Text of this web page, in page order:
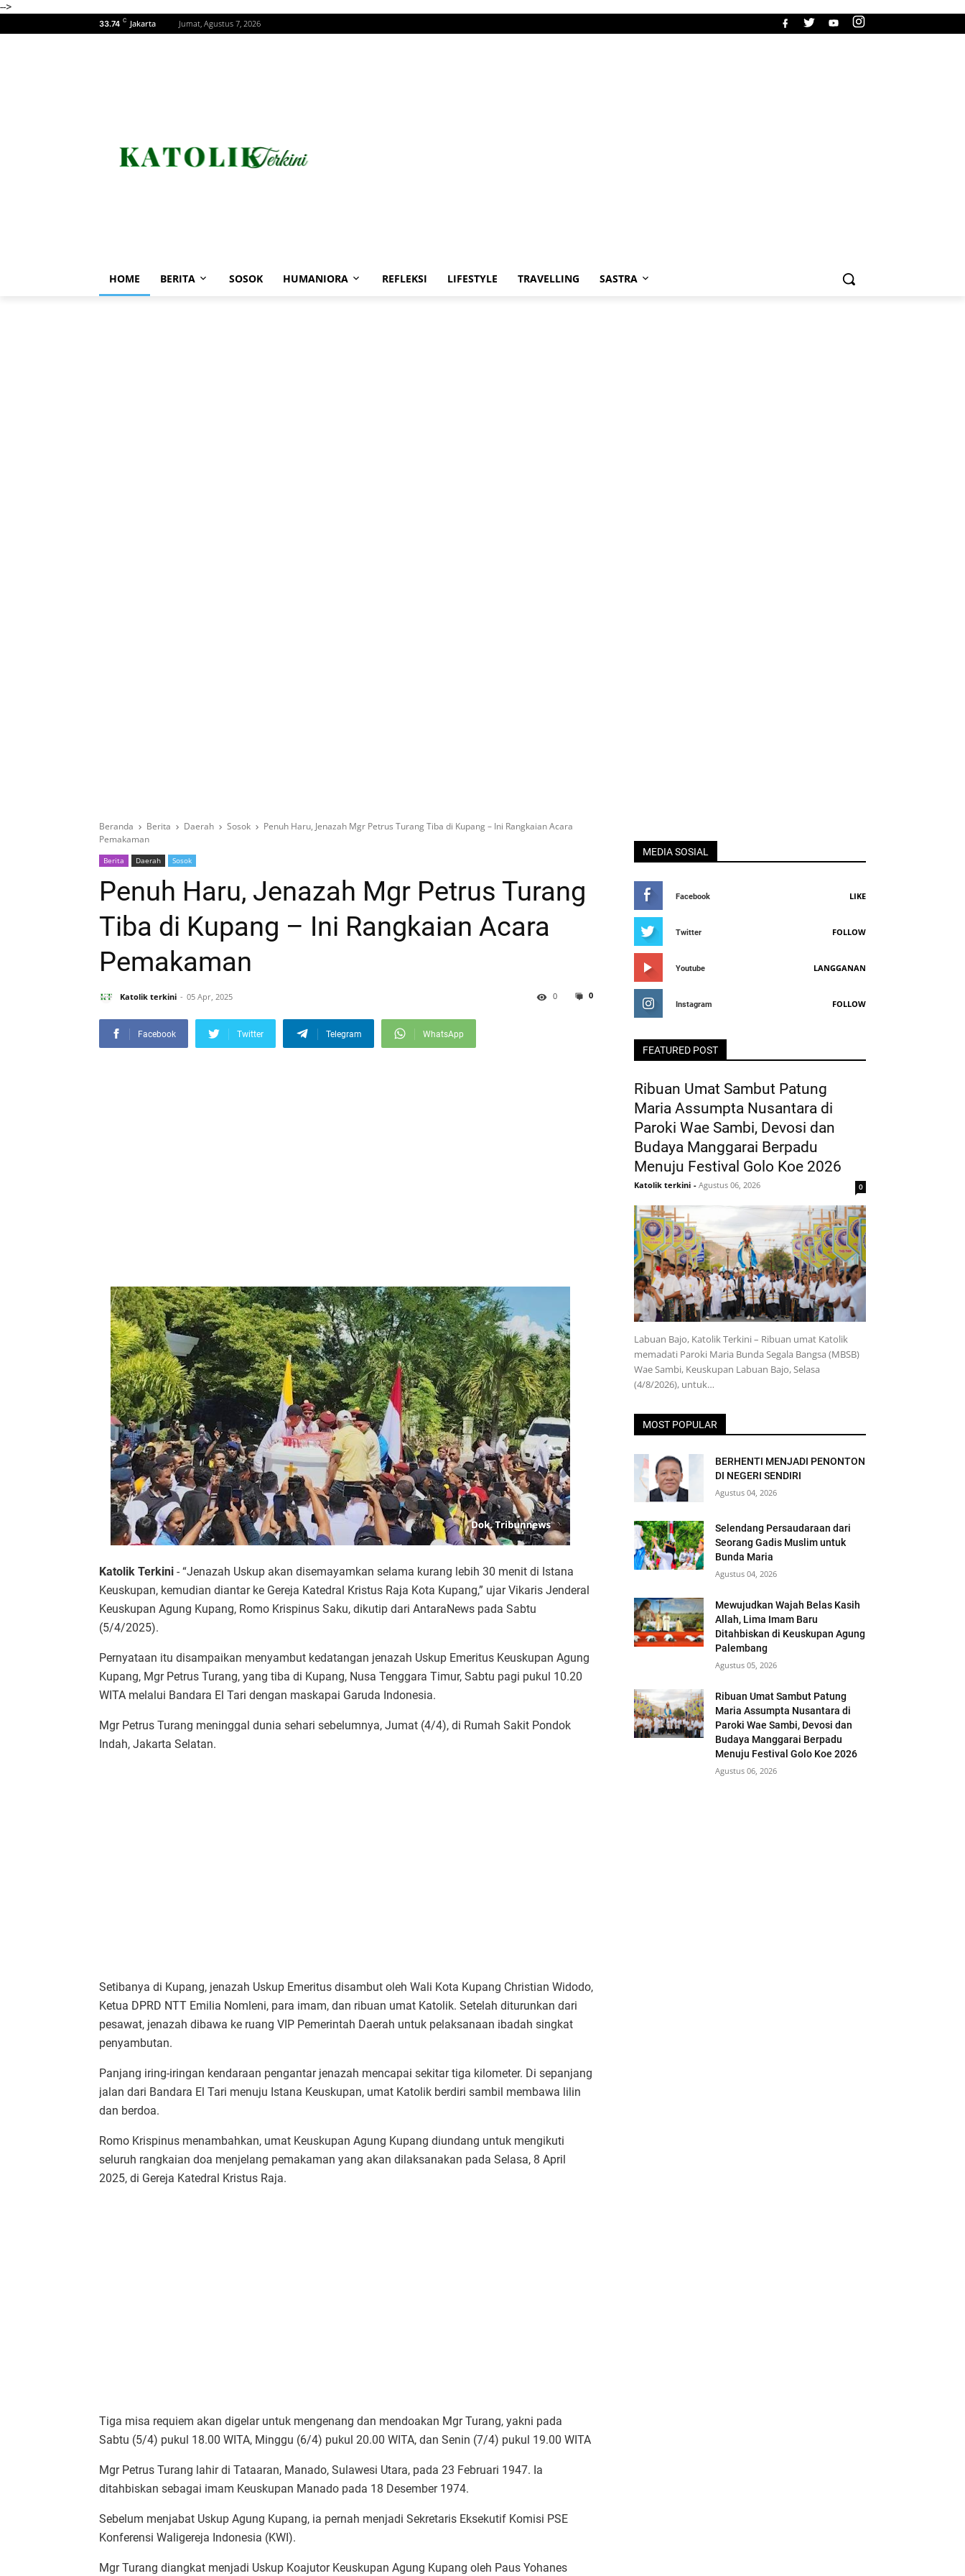
-->
33.74 C Jakarta Jumat, Agustus 7, 2026
HOME BERITA SOSOK HUMANIORA REFLEKSI LIFESTYLE TRAVELLING SASTRA
Beranda Berita Daerah Sosok
Penuh Haru, Jenazah Mgr Petrus Turang Tiba di Kupang – Ini Rangkaian Acara
Pemakaman
Berita Daerah Sosok
Penuh Haru, Jenazah Mgr Petrus Turang
Tiba di Kupang – Ini Rangkaian Acara
Pemakaman
Katolik terkini 05 Apr, 2025 0
0
Facebook Twitter Telegram WhatsApp
Katolik Terkini - “Jenazah Uskup akan disemayamkan selama kurang lebih 30 menit di Istana
Keuskupan, kemudian diantar ke Gereja Katedral Kristus Raja Kota Kupang,” ujar Vikaris Jenderal
Keuskupan Agung Kupang, Romo Krispinus Saku, dikutip dari AntaraNews pada Sabtu
(5/4/2025).
Pernyataan itu disampaikan menyambut kedatangan jenazah Uskup Emeritus Keuskupan Agung
Kupang, Mgr Petrus Turang, yang tiba di Kupang, Nusa Tenggara Timur, Sabtu pagi pukul 10.20
WITA melalui Bandara El Tari dengan maskapai Garuda Indonesia.
Mgr Petrus Turang meninggal dunia sehari sebelumnya, Jumat (4/4), di Rumah Sakit Pondok
Indah, Jakarta Selatan.
Setibanya di Kupang, jenazah Uskup Emeritus disambut oleh Wali Kota Kupang Christian Widodo,
Ketua DPRD NTT Emilia Nomleni, para imam, dan ribuan umat Katolik. Setelah diturunkan dari
pesawat, jenazah dibawa ke ruang VIP Pemerintah Daerah untuk pelaksanaan ibadah singkat
penyambutan.
Panjang iring-iringan kendaraan pengantar jenazah mencapai sekitar tiga kilometer. Di sepanjang
jalan dari Bandara El Tari menuju Istana Keuskupan, umat Katolik berdiri sambil membawa lilin
dan berdoa.
Romo Krispinus menambahkan, umat Keuskupan Agung Kupang diundang untuk mengikuti
seluruh rangkaian doa menjelang pemakaman yang akan dilaksanakan pada Selasa, 8 April
2025, di Gereja Katedral Kristus Raja.
Tiga misa requiem akan digelar untuk mengenang dan mendoakan Mgr Turang, yakni pada
Sabtu (5/4) pukul 18.00 WITA, Minggu (6/4) pukul 20.00 WITA, dan Senin (7/4) pukul 19.00 WITA
Mgr Petrus Turang lahir di Tataaran, Manado, Sulawesi Utara, pada 23 Februari 1947. Ia
ditahbiskan sebagai imam Keuskupan Manado pada 18 Desember 1974.
Sebelum menjabat Uskup Agung Kupang, ia pernah menjadi Sekretaris Eksekutif Komisi PSE
Konferensi Waligereja Indonesia (KWI).
Mgr Turang diangkat menjadi Uskup Koajutor Keuskupan Agung Kupang oleh Paus Yohanes
MEDIA SOSIAL
Facebook LIKE
Twitter FOLLOW
Youtube LANGGANAN
Instagram FOLLOW
FEATURED POST
Ribuan Umat Sambut Patung
Maria Assumpta Nusantara di
Paroki Wae Sambi, Devosi dan
Budaya Manggarai Berpadu
Menuju Festival Golo Koe 2026
Katolik terkini - Agustus 06, 2026 0
Labuan Bajo, Katolik Terkini – Ribuan umat Katolik
memadati Paroki Maria Bunda Segala Bangsa (MBSB)
Wae Sambi, Keuskupan Labuan Bajo, Selasa
(4/8/2026), untuk…
MOST POPULAR
BERHENTI MENJADI PENONTON
DI NEGERI SENDIRI
Agustus 04, 2026
Selendang Persaudaraan dari
Seorang Gadis Muslim untuk
Bunda Maria
Agustus 04, 2026
Mewujudkan Wajah Belas Kasih
Allah, Lima Imam Baru
Ditahbiskan di Keuskupan Agung
Palembang
Agustus 05, 2026
Ribuan Umat Sambut Patung
Maria Assumpta Nusantara di
Paroki Wae Sambi, Devosi dan
Budaya Manggarai Berpadu
Menuju Festival Golo Koe 2026
Agustus 06, 2026